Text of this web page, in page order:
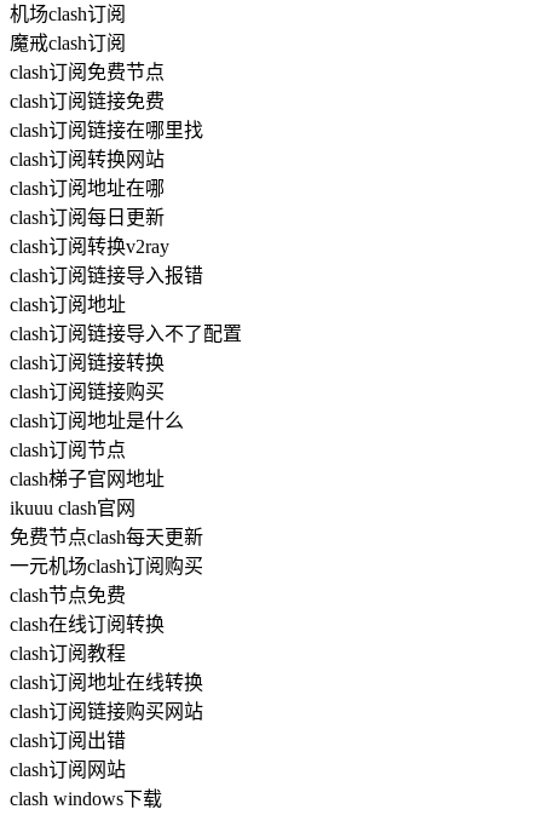
机场clash订阅
魔戒clash订阅
clash订阅免费节点
clash订阅链接免费
clash订阅链接在哪里找
clash订阅转换网站
clash订阅地址在哪
clash订阅每日更新
clash订阅转换v2ray
clash订阅链接导入报错
clash订阅地址
clash订阅链接导入不了配置
clash订阅链接转换
clash订阅链接购买
clash订阅地址是什么
clash订阅节点
clash梯子官网地址
ikuuu clash官网
免费节点clash每天更新
一元机场clash订阅购买
clash节点免费
clash在线订阅转换
clash订阅教程
clash订阅地址在线转换
clash订阅链接购买网站
clash订阅出错
clash订阅网站
clash windows下载